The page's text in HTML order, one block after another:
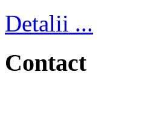
Detalii ...
Contact